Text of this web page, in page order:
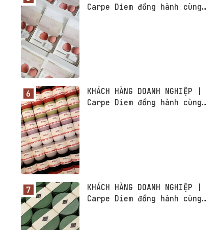
Carpe Diem đồng hành cùng
KHÁCH HÀNG DOANH NGHIỆP |
Carpe Diem đồng hành cùng
KHÁCH HÀNG DOANH NGHIỆP |
Carpe Diem đồng hành cùng